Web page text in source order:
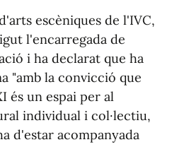
escèniques de l'IVC,
l'encarregada de
i ha declarat que ha
"amb la convicció que
és un espai per al
individual i col·lectiu,
d'estar acompanyada